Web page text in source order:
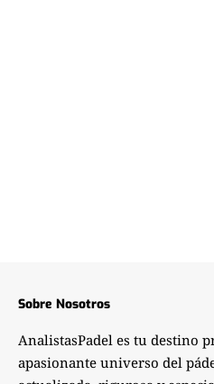
Sobre Nosotros
AnalistasPadel es tu destino
apasionante universo del